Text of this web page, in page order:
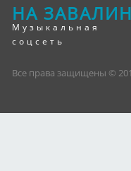
НА
Музыкальная
соцсеть
Все права защищены ©